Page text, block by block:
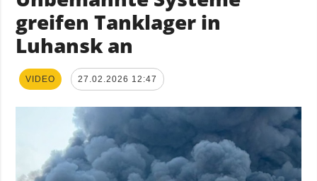
greifen Tanklager in
Luhansk an
VIDEO 27.02.2026 12:47